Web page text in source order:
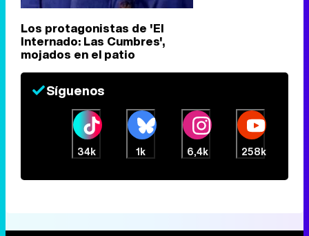
Los protagonistas de 'El
Internado: Las Cumbres',
mojados en el patio
Síguenos
34k 1k 6,4k 258k